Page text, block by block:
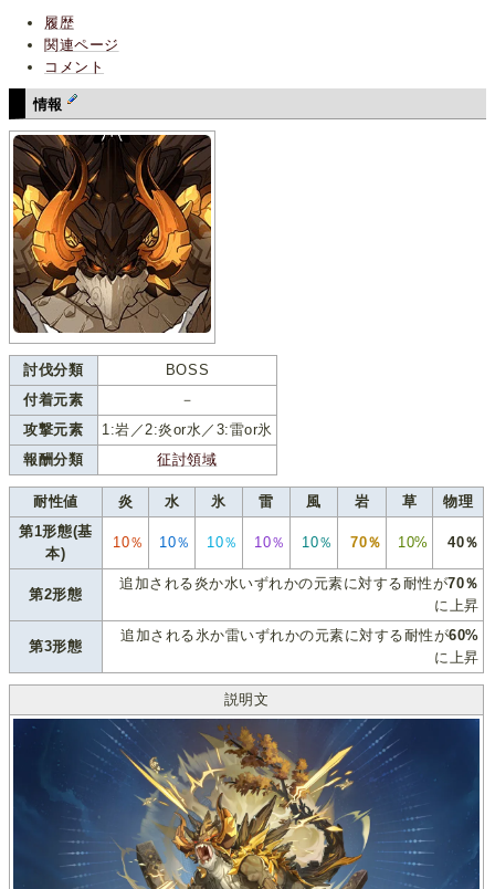
履歴
関連ページ
コメント
情報
討伐分類
BOSS
付着元素
－
攻撃元素
1:岩／2:炎or水／3:雷or氷
報酬分類
征討領域
耐性値 炎 水 氷 雷 風 岩 草
物理
第1形態(基
本)
10％ 10％ 10％ 10％ 10％ 70％ 10% 40％
第2形態
追加される炎か水いずれかの元素に対する耐性が70％
に上昇
第3形態
追加される氷か雷いずれかの元素に対する耐性が60%
に上昇
説明文